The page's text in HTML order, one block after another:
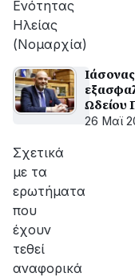
Ενότητας
Ηλείας
(Νομαρχία)
Ωδείου
26 Μαϊ
Σχετικά
με τα
ερωτήματα
που
έχουν
τεθεί
αναφορικά